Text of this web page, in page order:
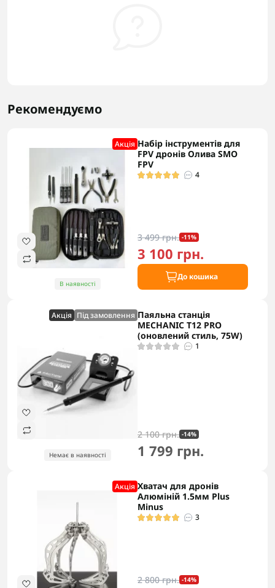
Рекомендуємо
Акцiя
В наявності
Набір інструментів для
FPV дронів Олива SMO
FPV
4
3 499 грн. -11%
3 100 грн.
До кошика
Акцiя Під замовлення
Немає в наявності
Паяльна станція
MECHANIC T12 PRO
(оновлений стиль, 75W)
1
2 100 грн. -14%
1 799 грн.
Акцiя Хватач для дронів
Алюміній 1.5мм Plus
Minus
3
2 800 грн. -14%